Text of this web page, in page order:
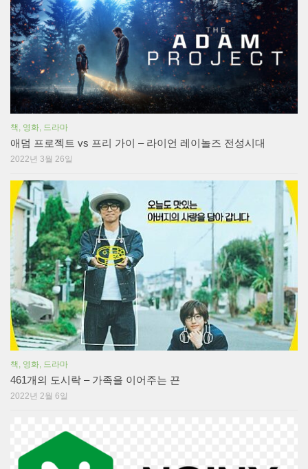
책, 영화, 드라마
애덤 프로젝트 vs 프리 가이 – 라이언 레이놀즈 전성시대
2022년 3월 26일
책, 영화, 드라마
461개의 도시락 – 가족을 이어주는 끈
2022년 2월 6일